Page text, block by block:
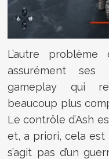
L’autre
assurément ses
gameplay qui
beaucoup plus
Le contrôle d’Ash
et, a priori, cela est
s’agit pas d’un